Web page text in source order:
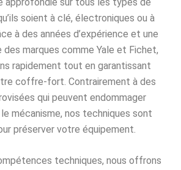
soient à clé, électroniques ou à
à des années d’expérience et une
marques comme Yale et Fichet,
rapidement tout en garantissant
coffre-fort. Contrairement à des
qui peuvent endommager
mécanisme, nos techniques sont
préserver votre équipement.
techniques, nous offrons